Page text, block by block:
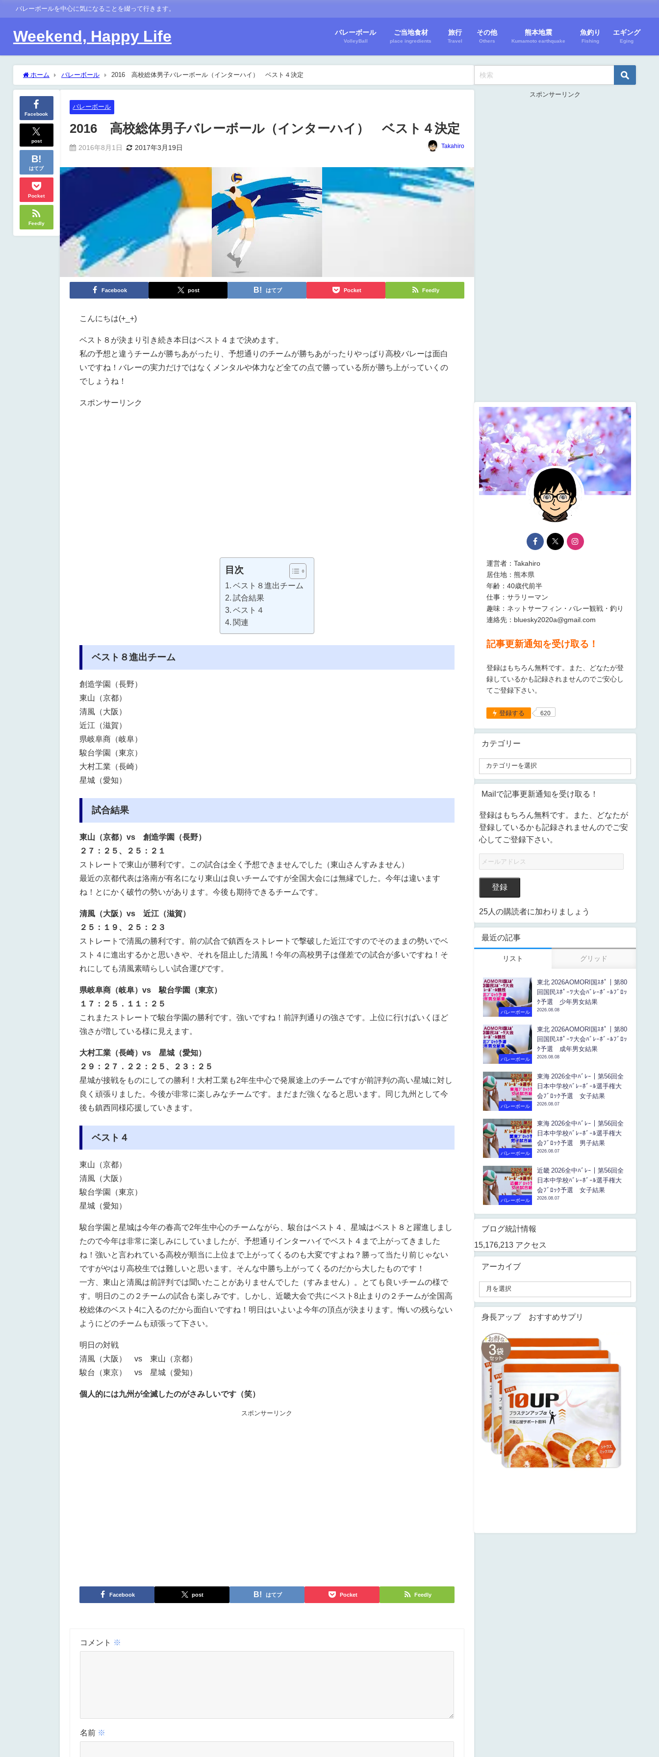
バレーボールを中心に気になることを綴って行きます。
Weekend, Happy Life バレーボール
VolleyBall
ご当地食材
place ingredients
旅行
Travel
その他
Others
熊本地震
Kumamoto earthquake
魚釣り
Fishing
エギング
Eging
ホーム バレーボール 2016 高校総体男子バレーボール（インターハイ） ベスト４決定
Facebook
post
はてブ
Pocket
Feedly
バレーボール
2016 高校総体男子バレーボール（インターハイ） ベスト４決定
2016年8月1日 2017年3月19日 Takahiro
Facebook post はてブ Pocket Feedly
こんにちは(+_+)
ベスト８が決まり引き続き本日はベスト４まで決めます。
私の予想と違うチームが勝ちあがったり、予想通りのチームが勝ちあがったりやっぱり高校バレーは面白
いですね！バレーの実力だけではなくメンタルや体力など全ての点で勝っている所が勝ち上がっていくの
でしょうね！
スポンサーリンク
目次
ベスト８進出チーム
試合結果
ベスト４
関連
ベスト８進出チーム
創造学園（長野）
東山（京都）
清風（大阪）
近江（滋賀）
県岐阜商（岐阜）
駿台学園（東京）
大村工業（長崎）
星城（愛知）
試合結果
東山（京都）vs 創造学園（長野）
２７：２５、２５：２１
ストレートで東山が勝利です。この試合は全く予想できませんでした（東山さんすみません）
最近の京都代表は洛南が有名になり東山は良いチームですが全国大会には無縁でした。今年は違います
ね！とにかく破竹の勢いがあります。今後も期待できるチームです。
清風（大阪）vs 近江（滋賀）
２５：１９、２５：２３
ストレートで清風の勝利です。前の試合で鎮西をストレートで撃破した近江ですのでそのままの勢いでベ
スト４に進出するかと思いきや、それを阻止した清風！今年の高校男子は僅差での試合が多いですね！そ
れにしても清風素晴らしい試合運びです。
県岐阜商（岐阜）vs 駿台学園（東京）
１７：２５．１１：２５
これまたストレートで駿台学園の勝利です。強いですね！前評判通りの強さです。上位に行けばいくほど
強さが増している様に見えます。
大村工業（長崎）vs 星城（愛知）
２９：２７．２２：２５、２３：２５
星城が接戦をものにしての勝利！大村工業も2年生中心で発展途上のチームですが前評判の高い星城に対し
良く頑張りました。今後が非常に楽しみなチームです。まだまだ強くなると思います。同じ九州として今
後も鎮西同様応援していきます。
ベスト４
東山（京都）
清風（大阪）
駿台学園（東京）
星城（愛知）
駿台学園と星城は今年の春高で2年生中心のチームながら、駿台はベスト４、星城はベスト８と躍進しまし
たので今年は非常に楽しみにしていましたが、予想通りインターハイでベスト４まで上がってきました
ね！強いと言われている高校が順当に上位まで上がってくるのも大変ですよね？勝って当たり前じゃない
ですがやはり高校生では難しいと思います。そんな中勝ち上がってくるのだから大したものです！
一方、東山と清風は前評判では聞いたことがありませんでした（すみません）。とても良いチームの様で
す。明日のこの２チームの試合も楽しみです。しかし、近畿大会で共にベスト8止まりの２チームが全国高
校総体のベスト4に入るのだから面白いですね！明日はいよいよ今年の頂点が決まります。悔いの残らない
ようにどのチームも頑張って下さい。
明日の対戦
清風（大阪） vs 東山（京都）
駿台（東京） vs 星城（愛知）
個人的には九州が全滅したのがさみしいです（笑）
スポンサーリンク
Facebook post はてブ Pocket Feedly
コメント ※
名前 ※
スポンサーリンク
運営者：Takahiro
居住地：熊本県
年齢：40歳代前半
仕事：サラリーマン
趣味：ネットサーフィン・バレー観戦・釣り
連絡先：bluesky2020a@gmail.com
記事更新通知を受け取る！
登録はもちろん無料です。また、どなたが登
録しているかも記録されませんのでご安心し
てご登録下さい。
登録する 620
カテゴリー
Mailで記事更新通知を受け取る！
登録はもちろん無料です。また、どなたが
登録しているかも記録されませんのでご安
心してご登録下さい。
登録
25人の購読者に加わりましょう
最近の記事
リスト グリッド
バレーボール
東北 2026AOMORI国ｽﾎﾟ｜第80
回国民ｽﾎﾟｰﾂ大会ﾊﾞﾚｰﾎﾞｰﾙﾌﾞﾛｯ
ｸ予選 少年男女結果
2026.08.08
バレーボール
東北 2026AOMORI国ｽﾎﾟ｜第80
回国民ｽﾎﾟｰﾂ大会ﾊﾞﾚｰﾎﾞｰﾙﾌﾞﾛｯ
ｸ予選 成年男女結果
2026.08.08
バレーボール
東海 2026全中ﾊﾞﾚｰ｜第56回全
日本中学校ﾊﾞﾚｰﾎﾞｰﾙ選手権大
会ﾌﾞﾛｯｸ予選 女子結果
2026.08.07
バレーボール
東海 2026全中ﾊﾞﾚｰ｜第56回全
日本中学校ﾊﾞﾚｰﾎﾞｰﾙ選手権大
会ﾌﾞﾛｯｸ予選 男子結果
2026.08.07
バレーボール
近畿 2026全中ﾊﾞﾚｰ｜第56回全
日本中学校ﾊﾞﾚｰﾎﾞｰﾙ選手権大
会ﾌﾞﾛｯｸ予選 女子結果
2026.08.07
ブログ統計情報
15,176,213 アクセス
アーカイブ
身長アップ おすすめサプリ